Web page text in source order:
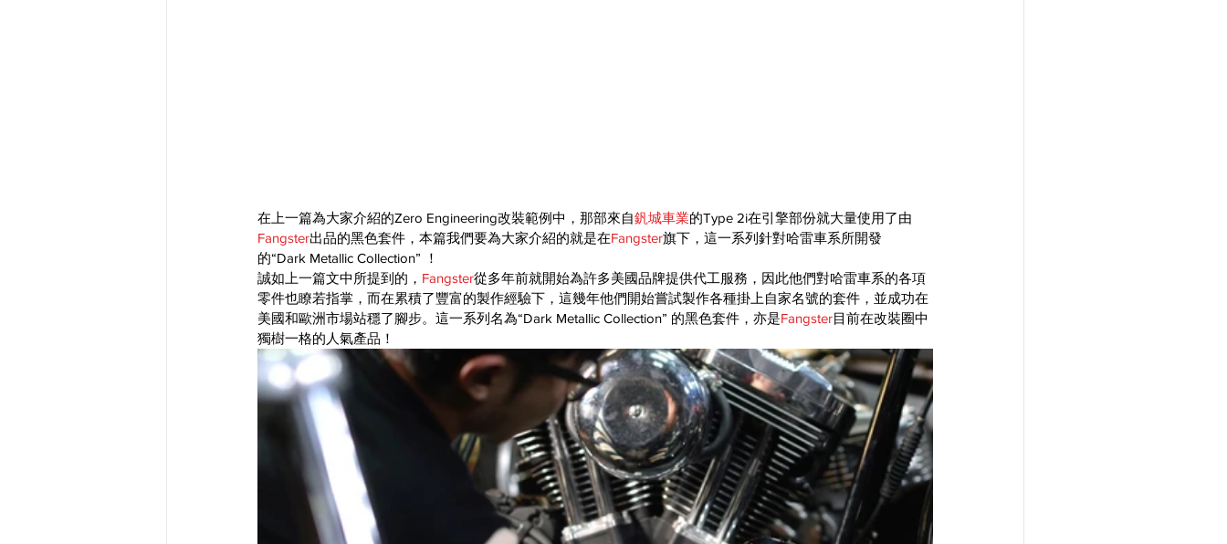
在上一篇為大家介紹的Zero Engineering改裝範例中，那部來自釩城車業的Type 2i在引擎部份就大量使用了由
Fangster出品的黑色套件，本篇我們要為大家介紹的就是在Fangster旗下，這一系列針對哈雷車系所開發
的“Dark Metallic Collection” ！
誠如上一篇文中所提到的， Fangster從多年前就開始為許多美國品牌提供代工服務，因此他們對哈雷車系的各項
零件也瞭若指掌，而在累積了豐富的製作經驗下，這幾年他們開始嘗試製作各種掛上自家名號的套件，並成功在
美國和歐洲市場站穩了腳步。這一系列名為“Dark Metallic Collection” 的黑色套件，亦是Fangster目前在改裝圈中
獨樹一格的人氣產品！